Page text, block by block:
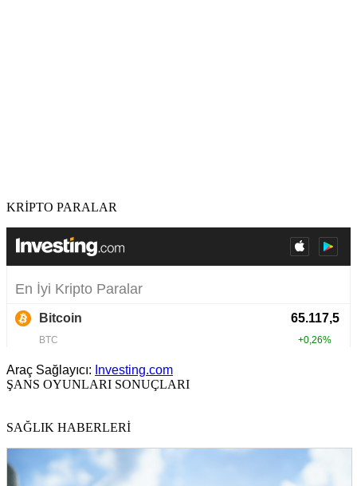
KRİPTO PARALAR
Araç Sağlayıcı: Investing.com
ŞANS OYUNLARI SONUÇLARI
SAĞLIK HABERLERİ